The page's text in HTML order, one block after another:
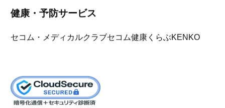
健康・予防サービス
セコム・メディカルクラブセコム健康くらぶKENKO